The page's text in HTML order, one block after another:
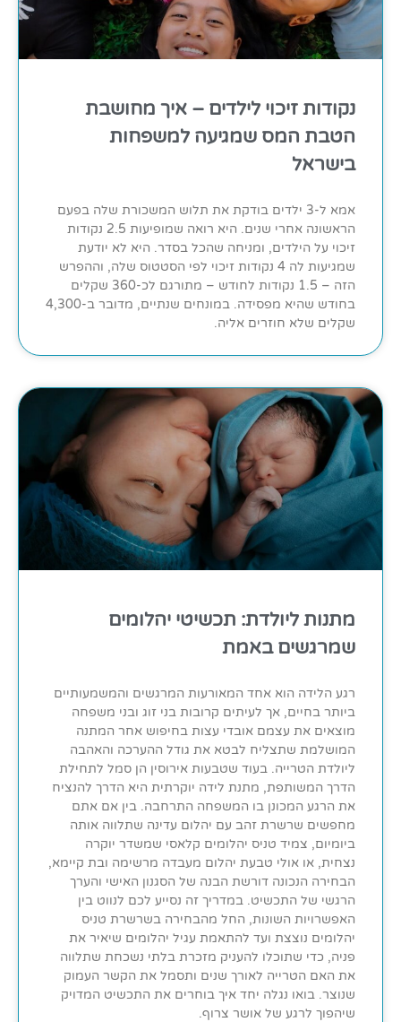
נקודות זיכוי לילדים – איך מחושבת
הטבת המס שמגיעה למשפחות
בישראל
אמא ל-3 ילדים בודקת את תלוש המשכורת שלה בפעם
הראשונה אחרי שנים. היא רואה שמופיעות 2.5 נקודות
זיכוי על הילדים, ומניחה שהכל בסדר. היא לא יודעת
שמגיעות לה 4 נקודות זיכוי לפי הסטטוס שלה, וההפרש
הזה – 1.5 נקודות לחודש – מתורגם לכ-360 שקלים
בחודש שהיא מפסידה. במונחים שנתיים, מדובר ב-4,300
שקלים שלא חוזרים אליה.
מתנות ליולדת: תכשיטי יהלומים
שמרגשים באמת
רגע הלידה הוא אחד המאורעות המרגשים והמשמעותיים
ביותר בחיים, אך לעיתים קרובות בני זוג ובני משפחה
מוצאים את עצמם אובדי עצות בחיפוש אחר המתנה
המושלמת שתצליח לבטא את גודל ההערכה והאהבה
ליולדת הטרייה. בעוד שטבעות אירוסין הן סמל לתחילת
הדרך המשותפת, מתנת לידה יוקרתית היא הדרך להנציח
את הרגע המכונן בו המשפחה התרחבה. בין אם אתם
מחפשים שרשרת זהב עם יהלום עדינה שתלווה אותה
ביומיום, צמיד טניס יהלומים קלאסי שמשדר יוקרה
נצחית, או אולי טבעת יהלום מעבדה מרשימה ובת קיימא,
הבחירה הנכונה דורשת הבנה של הסגנון האישי והערך
הרגשי של התכשיט. במדריך זה נסייע לכם לנווט בין
האפשרויות השונות, החל מהבחירה בשרשרת טניס
יהלומים נוצצת ועד להתאמת עגיל יהלומים שיאיר את
פניה, כדי שתוכלו להעניק מזכרת בלתי נשכחת שתלווה
את האם הטרייה לאורך שנים ותסמל את הקשר העמוק
שנוצר. בואו נגלה יחד איך בוחרים את התכשיט המדויק
שיהפוך לרגע של אושר צרוף.